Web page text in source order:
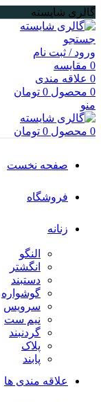
گالری شایسته
جستجو
ورود / ثبت نام
0 مقایسه
0 علاقه مندی
0 محصول 0 تومان
منو
0 محصول 0 تومان
صفحه نخست
فروشگاه
زنانه
النگو
انگشتر
دستبند
گوشواره
سرویس
نیم ست
گردنبند
پلاک
پابند
علاقه مندی ها